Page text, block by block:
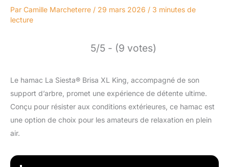
Par Camille Marcheterre / 29 mars 2026 / 3 minutes de
lecture
5/5 - (9 votes)
Le hamac La Siesta® Brisa XL King, accompagné de son
support d’arbre, promet une expérience de détente ultime.
Conçu pour résister aux conditions extérieures, ce hamac est
une option de choix pour les amateurs de relaxation en plein
air.